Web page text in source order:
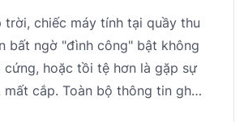
trời, chiếc máy tính tại quầy thu
bất ngờ "đình công" bật không
cứng, hoặc tồi tệ hơn là gặp sự
mất cắp. Toàn bộ thông tin gh…